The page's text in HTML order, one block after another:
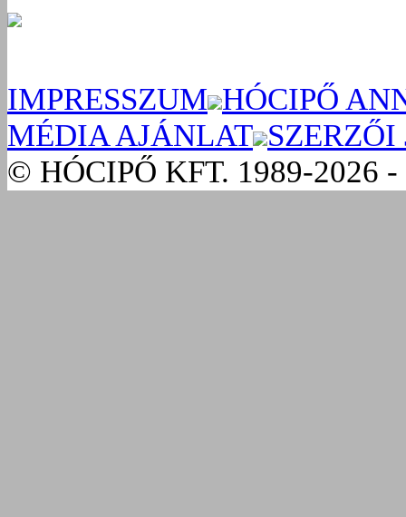
IMPRESSZUM HÓCIPŐ
MÉDIA AJÁNLAT SZERZŐI
© HÓCIPŐ KFT. 1989-2026